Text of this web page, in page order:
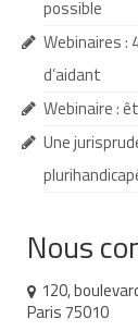
possible
Webinaires :
d’aidant
Webinaire :
Une
Nous
120,
Paris 75010